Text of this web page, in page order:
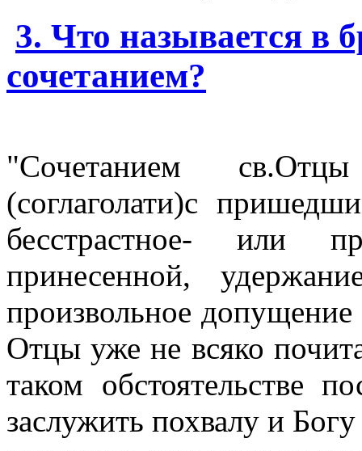
3. Что называется в
сочетанием?
"Сочетанием
(соглаголати)с
бесстрастное- или
принесенной,
произвольное
Отцы уже не всяко
таком обстоятельстве
заслужить похвалу и